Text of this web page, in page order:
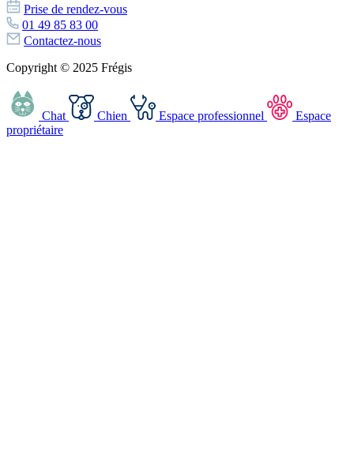
Prise de rendez-vous
01 49 85 83 00
Contactez-nous
Copyright © 2025 Frégis
Chat Chien Espace professionnel
Espace
propriétaire